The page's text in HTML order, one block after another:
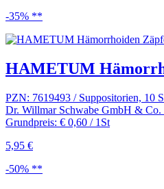
-35% **
HAMETUM
PZN: 7619493 / Suppositorien, 10
Dr. Willmar Schwabe GmbH &
Grundpreis: € 0,60 / 1St
5,95 €
-50% **